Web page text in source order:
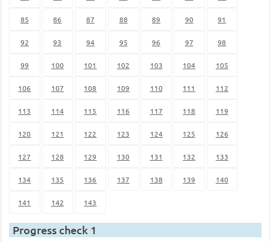
85 86 87 88 89 90 91
92 93 94 95 96 97 98
99 100 101 102 103 104 105
106 107 108 109 110 111 112
113 114 115 116 117 118 119
120 121 122 123 124 125 126
127 128 129 130 131 132 133
134 135 136 137 138 139 140
141 142 143
Progress check 1